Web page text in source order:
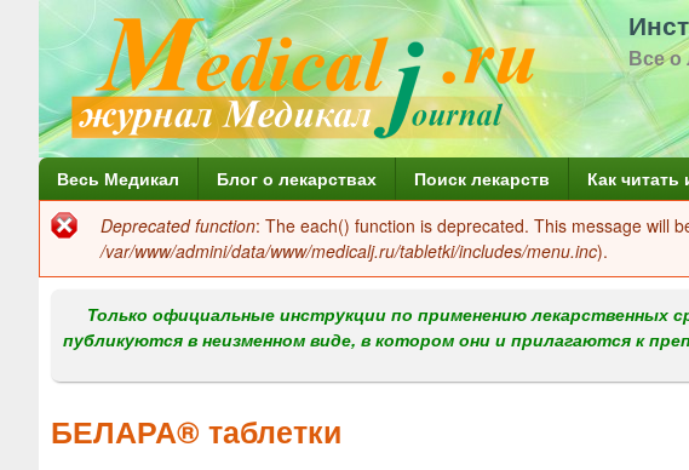
Все о
Г
л
н
м
Весь Медикал Блог о лекарствах Поиск лекарств Как читать
Сообщение
об
ошибке
Deprecated function: The each() function is deprecated. This message will
/var/www/admini/data/www/medicalj.ru/tabletki/includes/menu.inc).
Только официальные инструкции по применению лекарственных
публикуются в неизменном виде, в котором они и прилагаются к
БЕЛАРА® таблетки